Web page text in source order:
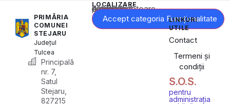
PRIMĂRIA
COMUNEI
STEJARU
Județul
Tulcea
Principală
nr. 7,
Satul
Stejaru,
827215
LOCALIZARE
Acest conținut este blocat până când acceptați categoria corespunzătoare de cookie-uri.
Accept categoria Funcționalitate
LINKURI
UTILE
Contact
Termeni și
condiții
S.O.S.
pentru
administrația